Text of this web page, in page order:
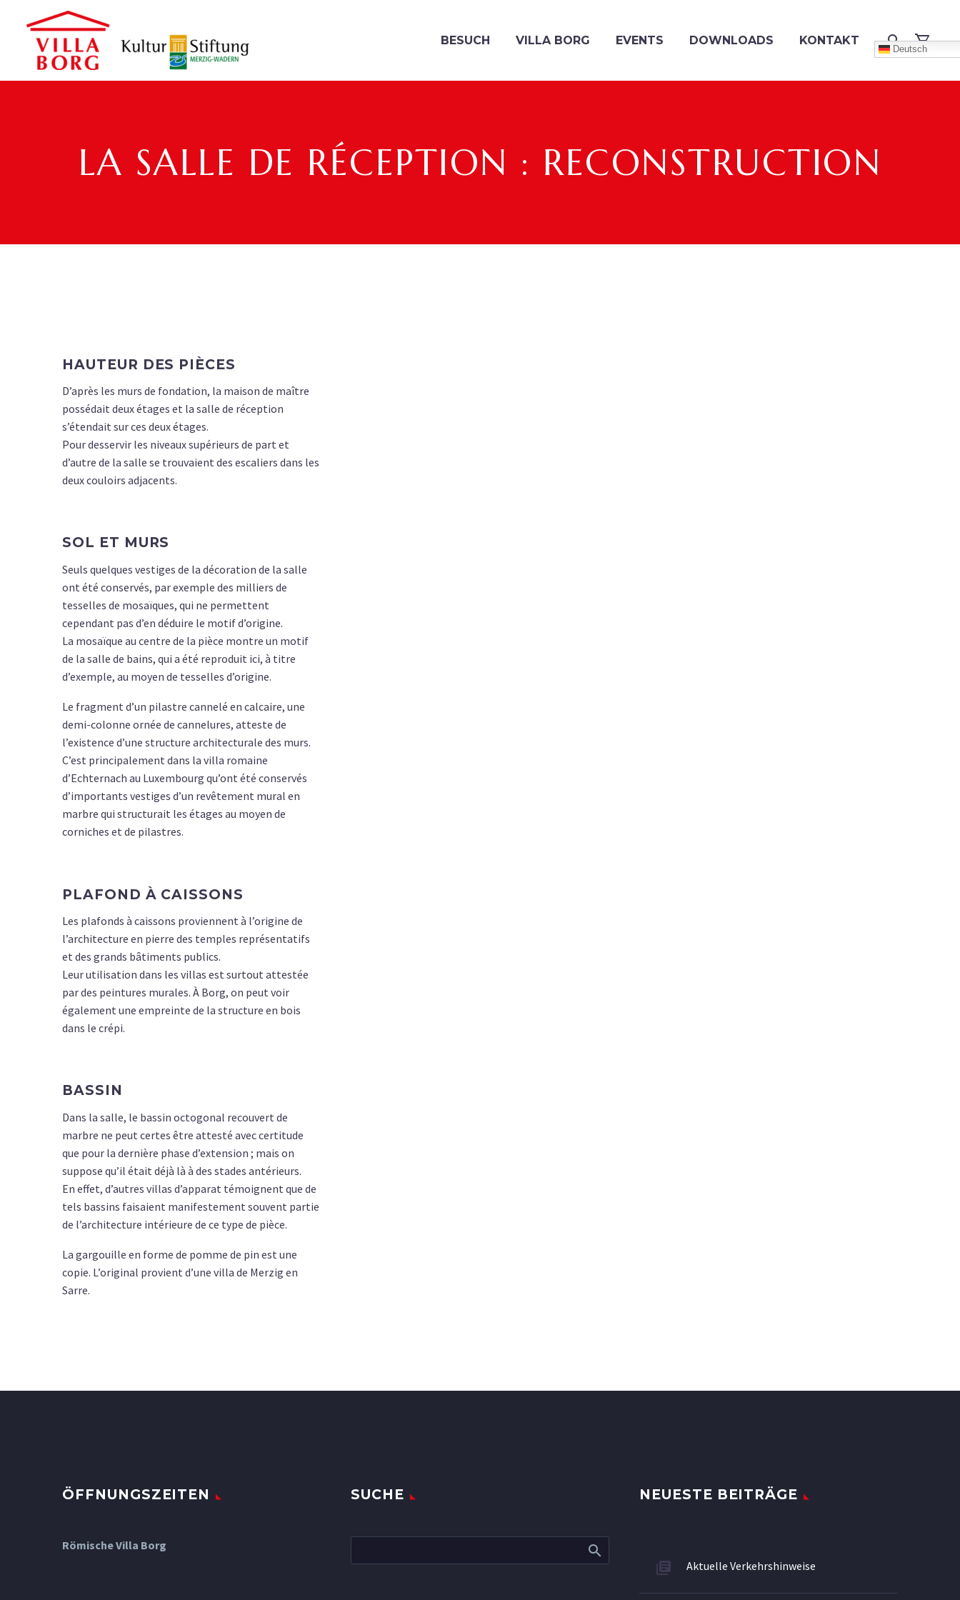
BESUCH VILLA BORG EVENTS DOWNLOADS KONTAKT
Deutsch
LA SALLE DE RÉCEPTION : RECONSTRUCTION
HAUTEUR DES PIÈCES
D’après les murs de fondation, la maison de maître
possédait deux étages et la salle de réception
s’étendait sur ces deux étages.
Pour desservir les niveaux supérieurs de part et
d’autre de la salle se trouvaient des escaliers dans les
deux couloirs adjacents.
SOL ET MURS
Seuls quelques vestiges de la décoration de la salle
ont été conservés, par exemple des milliers de
tesselles de mosaïques, qui ne permettent
cependant pas d’en déduire le motif d’origine.
La mosaïque au centre de la pièce montre un motif
de la salle de bains, qui a été reproduit ici, à titre
d’exemple, au moyen de tesselles d’origine.
Le fragment d’un pilastre cannelé en calcaire, une
demi-colonne ornée de cannelures, atteste de
l’existence d’une structure architecturale des murs.
C’est principalement dans la villa romaine
d’Echternach au Luxembourg qu’ont été conservés
d’importants vestiges d’un revêtement mural en
marbre qui structurait les étages au moyen de
corniches et de pilastres.
PLAFOND À CAISSONS
Les plafonds à caissons proviennent à l’origine de
l’architecture en pierre des temples représentatifs
et des grands bâtiments publics.
Leur utilisation dans les villas est surtout attestée
par des peintures murales. À Borg, on peut voir
également une empreinte de la structure en bois
dans le crépi.
BASSIN
Dans la salle, le bassin octogonal recouvert de
marbre ne peut certes être attesté avec certitude
que pour la dernière phase d’extension ; mais on
suppose qu’il était déjà là à des stades antérieurs.
En effet, d’autres villas d’apparat témoignent que de
tels bassins faisaient manifestement souvent partie
de l’architecture intérieure de ce type de pièce.
La gargouille en forme de pomme de pin est une
copie. L’original provient d’une villa de Merzig en
Sarre.
ÖFFNUNGSZEITEN
Römische Villa Borg
SUCHE NEUESTE BEITRÄGE
Aktuelle Verkehrshinweise